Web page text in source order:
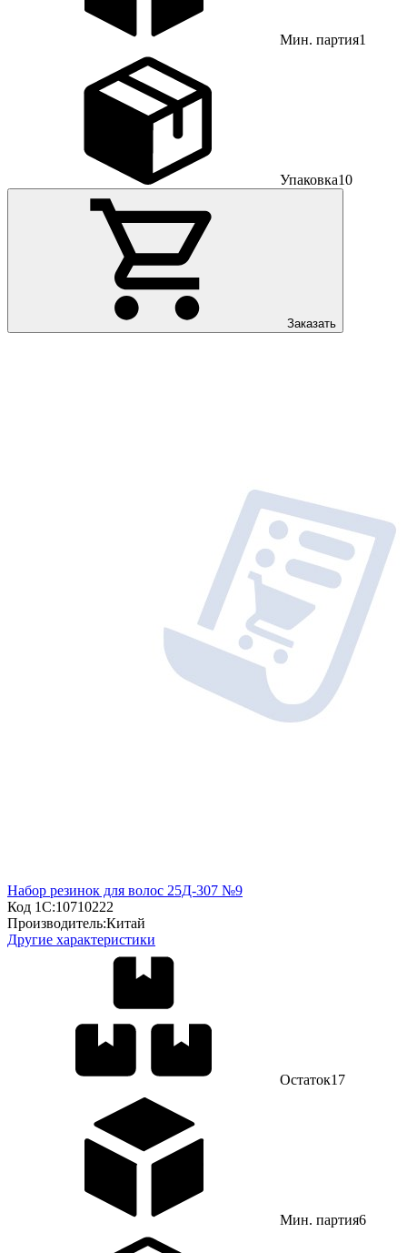
Мин. партия1
Упаковка10
Заказать
Набор резинок для волос 25Д-307 №9
Код 1С:10710222
Производитель:Китай
Другие характеристики
Остаток17
Мин. партия6